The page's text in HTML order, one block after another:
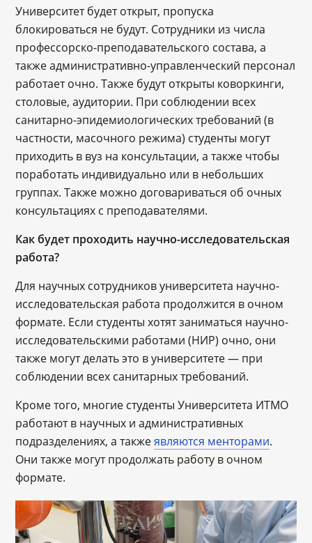
Университет будет открыт, пропуска
блокироваться не будут. Сотрудники из числа
профессорско-преподавательского состава, а
также административно-управленческий персонал
работает очно. Также будут открыты коворкинги,
столовые, аудитории. При соблюдении всех
санитарно-эпидемиологических требований (в
частности, масочного режима) студенты могут
приходить в вуз на консультации, а также чтобы
поработать индивидуально или в небольших
группах. Также можно договариваться об очных
консультациях с преподавателями.
Как будет проходить научно-исследовательская
работа?
Для научных сотрудников университета научно-
исследовательская работа продолжится в очном
формате. Если студенты хотят заниматься научно-
исследовательскими работами (НИР) очно, они
также могут делать это в университете ― при
соблюдении всех санитарных требований.
Кроме того, многие студенты Университета ИТМО
работают в научных и административных
подразделениях, а такжеявляются менторами.
Они также могут продолжать работу в очном
формате.